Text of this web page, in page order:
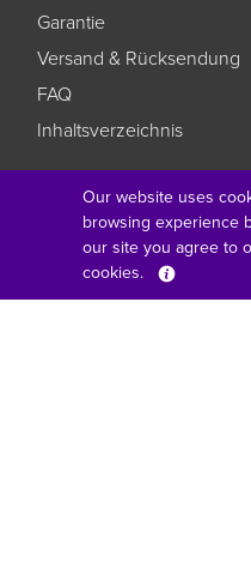
Garantie
Versand & Rücksendung
FAQ
Inhaltsverzeichnis
Business
Business Home
Verbinden ohne
Our website uses
browsing experience
our site you agree to
cookies.